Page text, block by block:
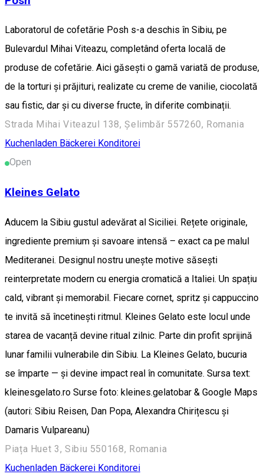
Laboratorul de cofetărie Posh s-a deschis în Sibiu, pe
Bulevardul Mihai Viteazu, completând oferta locală de
produse de cofetărie. Aici găsești o gamă variată de produse,
de la torturi și prăjituri, realizate cu creme de vanilie, ciocolată
sau fistic, dar și cu diverse fructe, în diferite combinații.
Strada Mihai Viteazul 138, Șelimbăr 557260, Romania
Kuchenladen Bäckerei Konditorei
Open
Kleines Gelato
Aducem la Sibiu gustul adevărat al Siciliei. Rețete originale,
ingrediente premium și savoare intensă – exact ca pe malul
Mediteranei. Designul nostru unește motive săsești
reinterpretate modern cu energia cromatică a Italiei. Un spațiu
cald, vibrant și memorabil. Fiecare cornet, spritz și cappuccino
te invită să încetinești ritmul. Kleines Gelato este locul unde
starea de vacanță devine ritual zilnic. Parte din profit sprijină
lunar familii vulnerabile din Sibiu. La Kleines Gelato, bucuria
se împarte — și devine impact real în comunitate. Sursa text:
kleinesgelato.ro Surse foto: kleines.gelatobar & Google Maps
(autori: Sibiu Reisen, Dan Popa, Alexandra Chirițescu și
Damaris Vulpareanu)
Piața Huet 3, Sibiu 550168, Romania
Kuchenladen Bäckerei Konditorei